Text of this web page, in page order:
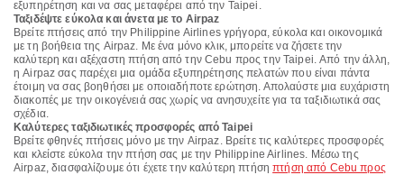
εξυπηρέτηση και να σας μεταφέρει από την Taipei.
Ταξιδέψτε εύκολα και άνετα με το Airpaz
Βρείτε πτήσεις από την Philippine Airlines γρήγορα, εύκολα και οικονομικά
με τη βοήθεια της Airpaz. Με ένα μόνο κλικ, μπορείτε να ζήσετε την
καλύτερη και αξέχαστη πτήση από την Cebu προς την Taipei. Από την άλλη,
η Airpaz σας παρέχει μια ομάδα εξυπηρέτησης πελατών που είναι πάντα
έτοιμη να σας βοηθήσει με οποιαδήποτε ερώτηση. Απολαύστε μια ευχάριστη
διακοπές με την οικογένειά σας χωρίς να ανησυχείτε για τα ταξιδιωτικά σας
σχέδια.
Καλύτερες ταξιδιωτικές προσφορές από Taipei
Βρείτε φθηνές πτήσεις μόνο με την Airpaz. Βρείτε τις καλύτερες προσφορές
και κλείστε εύκολα την πτήση σας με την Philippine Airlines. Μέσω της
Airpaz, διασφαλίζουμε ότι έχετε την καλύτερη πτήσηπτήση από Cebu προς